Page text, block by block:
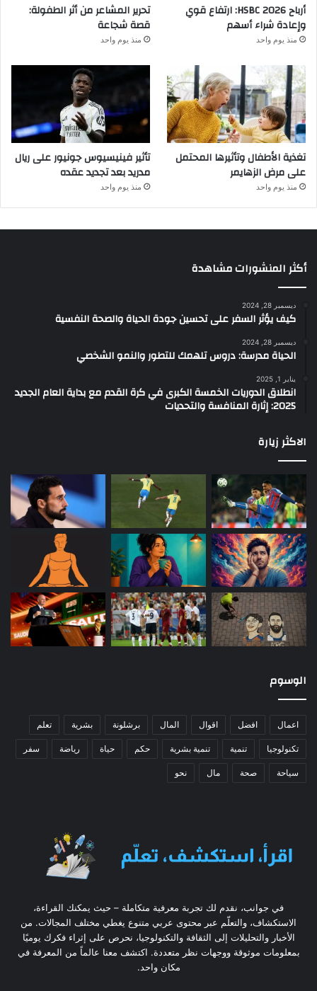
أرباح HSBC 2026: ارتفاع قوي
وإعادة شراء أسهم
منذ يوم واحد
تحرير المشاعر من أثر الطفولة:
قصة شجاعة
منذ يوم واحد
تغذية الأطفال وتأثيرها المحتمل
على مرض الزهايمر
منذ يوم واحد
تأثير فينيسيوس جونيور على ريال
مدريد بعد تجديد عقده
منذ يوم واحد
أكثر المنشورات مشاهدة
ديسمبر 28, 2024
كيف يؤثر السفر على تحسين جودة الحياة والصحة النفسية
ديسمبر 28, 2024
الحياة مدرسة: دروس تلهمك للتطور والنمو الشخصي
يناير 1, 2025
انطلاق الدوريات الخمسة الكبرى في كرة القدم مع بداية العام الجديد
2025: إثارة المنافسة والتحديات
الاكثر زيارة
الوسوم
اعمال افضل اقوال المال برشلونة بشرية تعلم
تكنولوجيا تنمية تنمية بشرية حكم حياة رياضة سفر
سياحة صحة مال نحو
في جوانب، نقدم لك تجربة معرفية متكاملة – حيث يمكنك القراءة،
الاستكشاف، والتعلّم عبر محتوى عربي متنوع يغطي مختلف المجالات. من
الأخبار والتحليلات إلى الثقافة والتكنولوجيا، نحرص على إثراء فكرك يوميًا
بمعلومات موثوقة ووجهات نظر متعددة. اكتشف معنا عالماً من المعرفة في
مكان واحد.